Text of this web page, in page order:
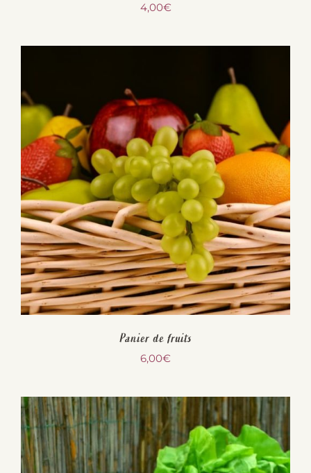
4,00€
Panier de fruits
6,00€